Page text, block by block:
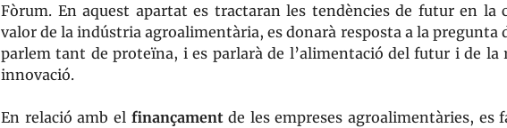
Fòrum. En aquest apartat es tractaran les tendències de futur en la
valor de la indústria agroalimentària, es donarà resposta a la pregunta
parlem tant de proteïna, i es parlarà de l’alimentació del futur i de la
innovació.
En relació amb el finançamentde les empreses agroalimentàries, es